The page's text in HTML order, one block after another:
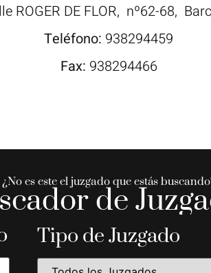
ROGER DE FLOR, nº62-68,
Teléfono: 938294459
Fax: 938294466
¿No es este el juzgado que estás
de
Tipo de Juzgado